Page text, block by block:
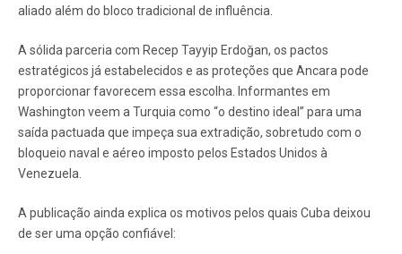
aliado além do bloco tradicional de influência.
A sólida parceria com Recep Tayyip Erdoğan, os pactos
estratégicos já estabelecidos e as proteções que Ancara pode
proporcionar favorecem essa escolha. Informantes em
Washington veem a Turquia como “o destino ideal” para uma
saída pactuada que impeça sua extradição, sobretudo com o
bloqueio naval e aéreo imposto pelos Estados Unidos à
Venezuela.
A publicação ainda explica os motivos pelos quais Cuba deixou
de ser uma opção confiável: